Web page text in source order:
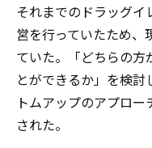
それまでのドラッグイ
営を行っていたため、
ていた。「どちらの方
とができるか」を検
トムアップのアプロ
された。